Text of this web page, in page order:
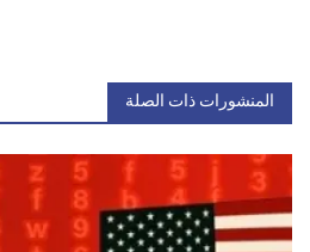
المنشورات ذات الصلة